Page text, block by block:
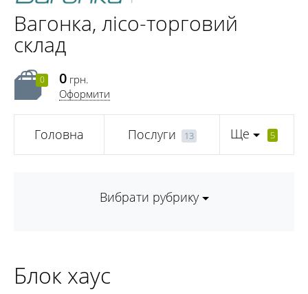
Вагонка, лісо-торговий
склад
0 0 грн.
Оформити
Головна Послуги 13 Ще 5
Вибрати рубрику
Блок хаус